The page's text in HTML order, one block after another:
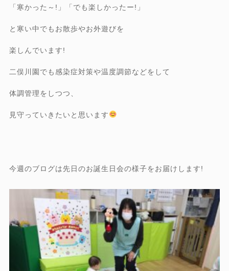
「寒かった～!」「でも楽しかったー!」
と寒い中でもお散歩やお外遊びを
楽しんでいます!
二俣川園でも感染症対策や温度調節などをして
体調管理をしつつ、
見守っていきたいと思います
今週のブログは先日のお誕生日会の様子をお届けします!